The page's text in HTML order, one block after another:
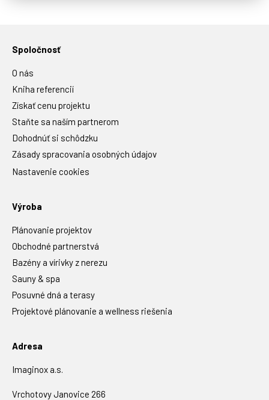
Spoločnosť
O nás
Kniha referencií
Získať cenu projektu
Staňte sa naším partnerom
Dohodnúť si schôdzku
Zásady spracovania osobných údajov
Nastavenie cookies
Výroba
Plánovanie projektov
Obchodné partnerstvá
Bazény a vírivky z nerezu
Sauny & spa
Posuvné dná a terasy
Projektové plánovanie a wellness riešenia
Adresa
Imaginox a.s.
Vrchotovy Janovice 266